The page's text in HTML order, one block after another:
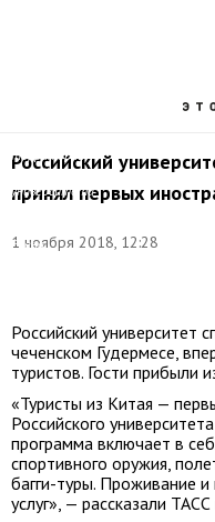
Российский
принял первых
1 ноября 2018, 12:28
территории
Российского
университета
спецназа.
Елена
Российский университет
чеченском Гудермесе,
туристов. Гости прибыли
«Туристы из Китая —
Российского
программа включает в
спортивного оружия,
багги-туры. Проживание
услуг», — рассказали